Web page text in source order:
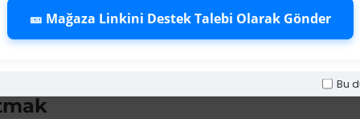
🎫 Mağaza Linkini Destek Talebi Olarak Gönder
Bu
için Strateji
fiyat" ve "einhell ücretsiz kargo" gibi müşterilerin
eksiksiz doldurun.